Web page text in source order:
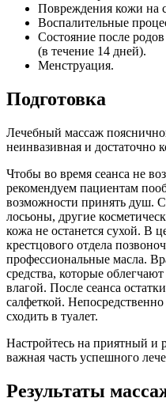
Повреждения кожи на
Воспалительные
Состояние после
(в течение 14 дней).
Менструация.
Подготовка
Лечебный массаж
неинвазивная и достаточно
Чтобы во время сеанса не
рекомендуем пациентам
возможности принять душ.
лосьоны, другие
кожа не останется сухой. В
крестцового отдела
профессиональные масла.
средства, которые
влагой. После сеанса
салфеткой.
сходить в туалет.
Настройтесь на приятный и
важная часть успешного
Результаты